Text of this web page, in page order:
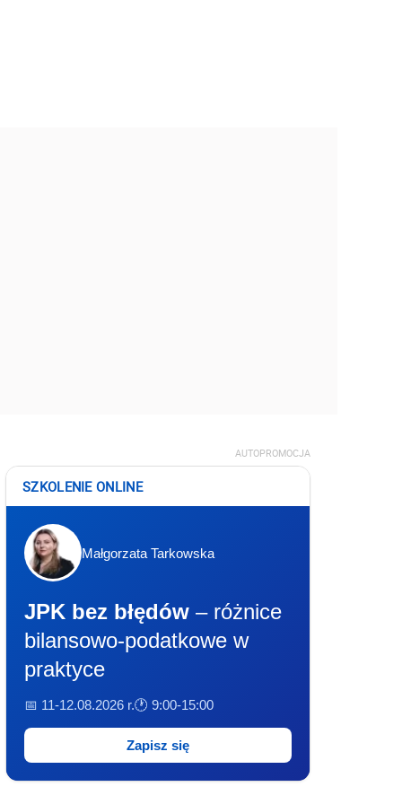
AUTOPROMOCJA
SZKOLENIE ONLINE
Małgorzata Tarkowska
JPK bez błędów – różnice
bilansowo-podatkowe w
praktyce
📅 11-12.08.2026 r.🕐 9:00-15:00
Zapisz się